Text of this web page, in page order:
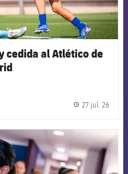
cedida al Atlético de
27 jul. 26
Barcelona badge